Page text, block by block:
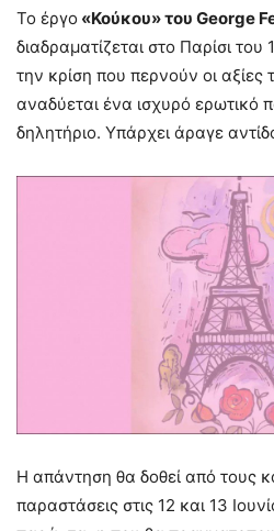
Το έργο «Κούκου» του George
διαδραματίζεται στο Παρίσι του
την κρίση που περνούν οι αξίες
αναδύεται ένα ισχυρό ερωτικό
δηλητήριο. Υπάρχει άραγε
Η απάντηση θα δοθεί από τους
παραστάσεις στις 12 και 13